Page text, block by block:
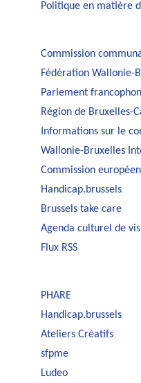
Politique en matière
Commission
Fédération Wallonie-
Parlement
Région de Bruxelles-
Informations sur le
Wallonie-Bruxelles
Commission
Handicap.brussels
Brussels take care
Agenda culturel de
Flux RSS
PHARE
Handicap.brussels
Ateliers Créatifs
sfpme
Ludeo